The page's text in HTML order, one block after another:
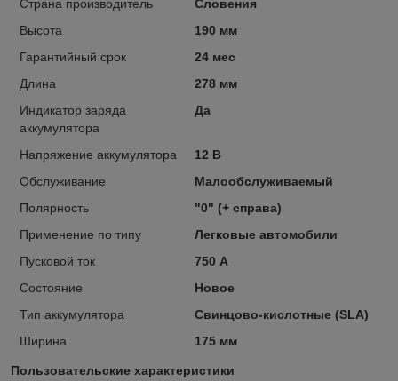
Страна производитель
Словения
Высота
190 мм
Гарантийный срок
24 мес
Длина
278 мм
Индикатор заряда
аккумулятора
Да
Напряжение аккумулятора
12 В
Обслуживание
Малообслуживаемый
Полярность
"0" (+ справа)
Применение по типу
Легковые автомобили
Пусковой ток
750 А
Состояние
Новое
Тип аккумулятора
Свинцово-кислотные (SLA)
Ширина
175 мм
Пользовательские характеристики